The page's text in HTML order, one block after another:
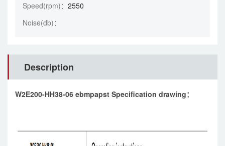
Speed(rpm)： 2550
Noise(db)：
Description
W2E200-HH38-06 ebmpapst Specification drawing：